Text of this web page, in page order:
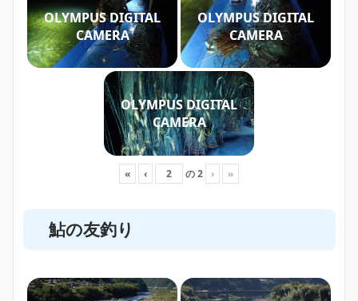
OLYMPUS DIGITAL
CAMERA
OLYMPUS DIGITAL
CAMERA
OLYMPUS DIGITAL
CAMERA
« ‹ の2 › »
鮎の友釣り